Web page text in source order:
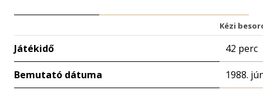
Kézi
Játékidő 42 perc
Bemutató dátuma 1988.